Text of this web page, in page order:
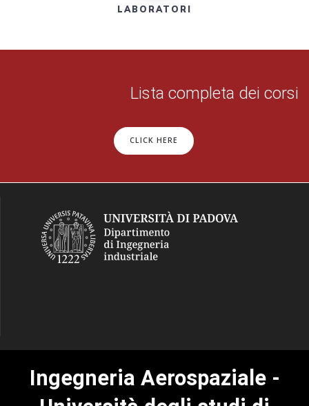
LABORATORI
Lista completa dei corsi
CLICK HERE
Ingegneria Aerospaziale -